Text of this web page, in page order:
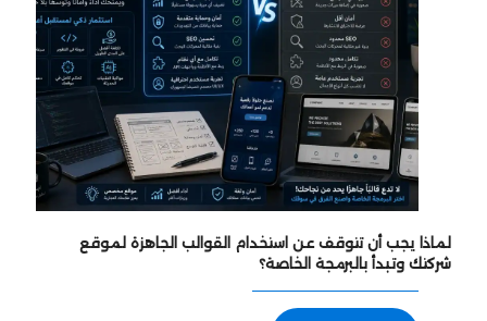
لماذا يجب أن تتوقف عن استخدام القوالب الجاهزة لموقع
شركتك وتبدأ بالبرمجة الخاصة؟